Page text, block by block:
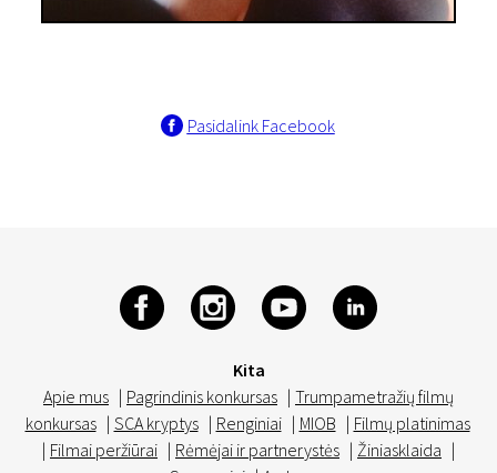
Pasidalink Facebook
Kita
Apie mus | Pagrindinis konkursas | Trumpametražių filmų
konkursas | SCA kryptys | Renginiai | MIOB | Filmų platinimas
| Filmai peržiūrai | Rėmėjai ir partnerystės | Žiniasklaida |